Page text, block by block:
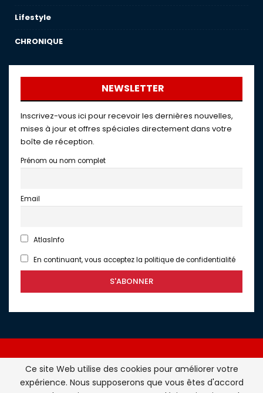
Lifestyle
CHRONIQUE
NEWSLETTER
Inscrivez-vous ici pour recevoir les dernières nouvelles,
mises à jour et offres spéciales directement dans votre
boîte de réception.
Prénom ou nom complet
Email
AtlasInfo
En continuant, vous acceptez la politique de confidentialité
Atlasinfo.fr : l'essentiel de l'actualité de la France et du
Ce site Web utilise des cookies pour améliorer votre
expérience. Nous supposerons que vous êtes d'accord